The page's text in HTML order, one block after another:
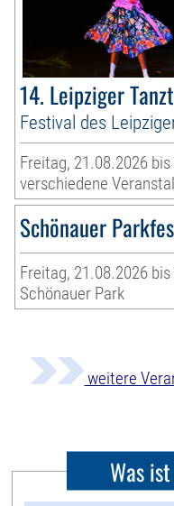
14. Leipziger
Festival des
Freitag, 21.08.2026
verschiedene
Schönauer
Freitag, 21.08.2026
Schönauer Park
weitere
Was